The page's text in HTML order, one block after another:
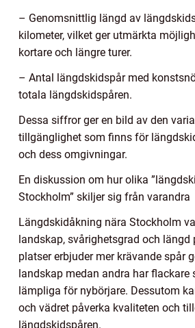
– Genomsnittlig längd av
kilometer, vilket ger utmärkta
kortare och längre turer.
– Antal längdskidspår med
totala längdskidspåren.
Dessa siffror ger en bild av den
tillgänglighet som finns för
och dess omgivningar.
En diskussion om hur olika
Stockholm” skiljer sig från varandra
Längdskidåkning nära Stockholm
landskap, svårighetsgrad och längd
platser erbjuder mer krävande spår
landskap medan andra har flackare
lämpliga för nybörjare. Dessutom
och vädret påverka kvaliteten och
längdskidspåren.